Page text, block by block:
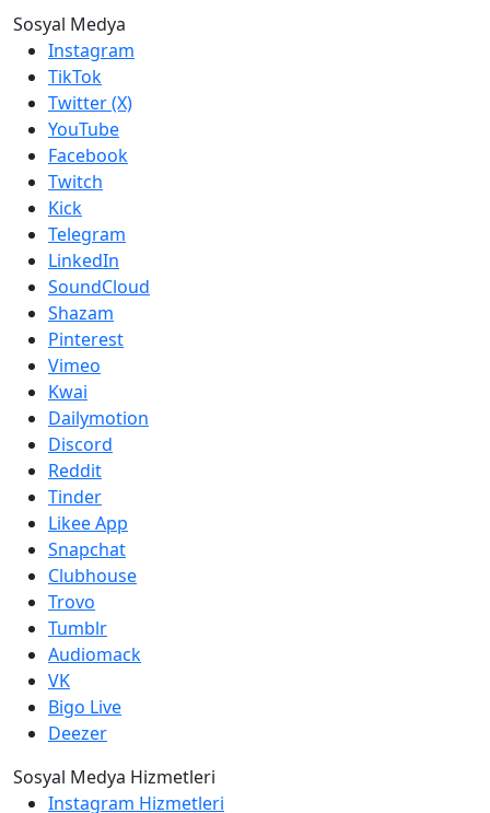
Sosyal Medya
Instagram
TikTok
Twitter (X)
YouTube
Facebook
Twitch
Kick
Telegram
LinkedIn
SoundCloud
Shazam
Pinterest
Vimeo
Kwai
Dailymotion
Discord
Reddit
Tinder
Likee App
Snapchat
Clubhouse
Trovo
Tumblr
Audiomack
VK
Bigo Live
Deezer
Sosyal Medya Hizmetleri
Instagram Hizmetleri